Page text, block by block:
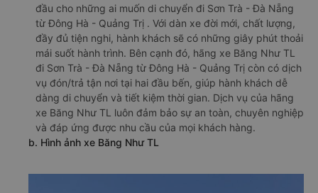
đầu cho những ai muốn di chuyển đi Sơn Trà - Đà Nẵng
từ Đông Hà - Quảng Trị . Với dàn xe đời mới, chất lượng,
đầy đủ tiện nghi, hành khách sẽ có những giây phút thoải
mái suốt hành trình. Bên cạnh đó, hãng xe Băng Như TL
đi Sơn Trà - Đà Nẵng từ Đông Hà - Quảng Trị còn có dịch
vụ đón/trả tận nơi tại hai đầu bến, giúp hành khách dễ
dàng di chuyển và tiết kiệm thời gian. Dịch vụ của hãng
xe Băng Như TL luôn đảm bảo sự an toàn, chuyên nghiệp
và đáp ứng được nhu cầu của mọi khách hàng.
b. Hình ảnh xe Băng Như TL